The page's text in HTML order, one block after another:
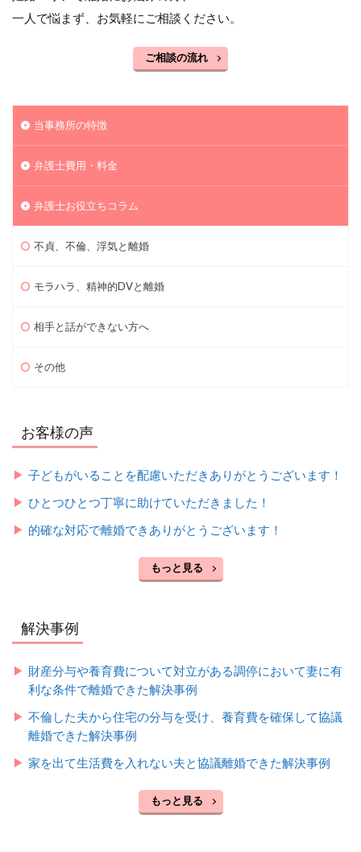
一人で悩まず、お気軽にご相談ください。
ご相談の流れ
当事務所の特徴
弁護士費用・料金
弁護士お役立ちコラム
不貞、不倫、浮気と離婚
モラハラ、精神的DVと離婚
相手と話ができない方へ
その他
お客様の声
子どもがいることを配慮いただきありがとうございます！
ひとつひとつ丁寧に助けていただきました！
的確な対応で離婚できありがとうございます！
もっと見る
解決事例
財産分与や養育費について対立がある調停において妻に有
利な条件で離婚できた解決事例
不倫した夫から住宅の分与を受け、養育費を確保して協議
離婚できた解決事例
家を出て生活費を入れない夫と協議離婚できた解決事例
もっと見る